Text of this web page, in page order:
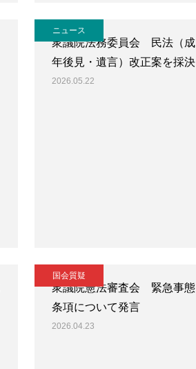
ニュース
衆議院法務委員会 民法（成
年後見・遺言）改正案を採決
2026.05.22
国会質疑
衆議院憲法審査会 緊急事態
条項について発言
2026.04.23